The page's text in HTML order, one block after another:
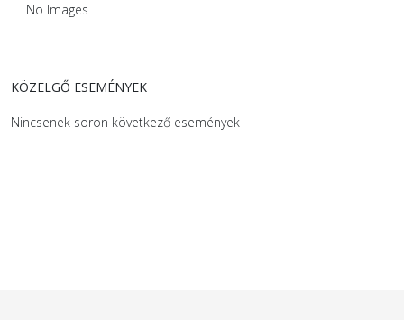
No Images
KÖZELGŐ ESEMÉNYEK
Nincsenek soron következő események